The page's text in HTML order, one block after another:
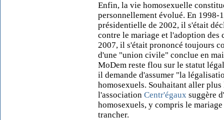
Enfin, la vie homosexuelle
personnellement évolué. En
présidentielle de 2002, il s'était
contre le mariage et l'adoption
2007, il s'était prononcé toujours
d'une "union civile" conclue en
MoDem reste flou sur le statut
il demande d'assumer "la
homosexuels. Souhaitant aller
l'association Centr'égaux suggère
homosexuels, y compris le
trancher.